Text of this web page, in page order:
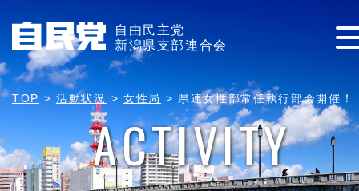
自由民主党
新潟県支部連合会
TOP >活動状況 > 女性局 >県連女性部常任執行部会開催！
ACTIVITY